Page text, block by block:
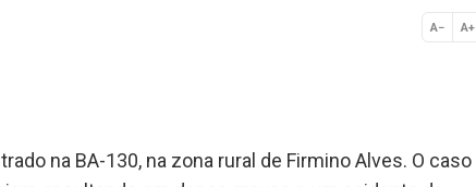
A− A+
Normal
na BA-130, na zona rural de Firmino Alves. O caso